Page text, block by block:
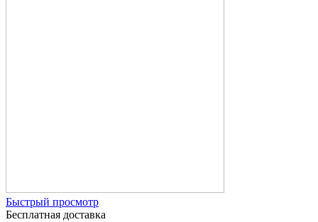
Быстрый просмотр
Бесплатная доставка